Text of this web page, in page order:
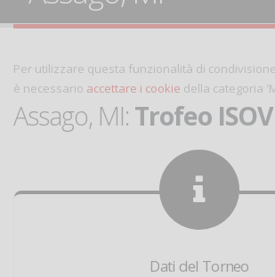
Per utilizzare questa funzionalità di
è necessario accettare i cookie della categoria
Assago, MI: Trofeo
Dati del Torneo